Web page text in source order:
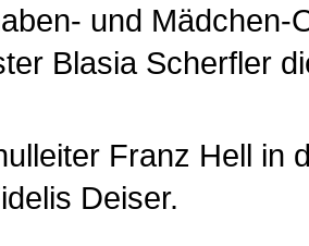
und
Blasia Scherfler
Franz Hell in
Deiser.